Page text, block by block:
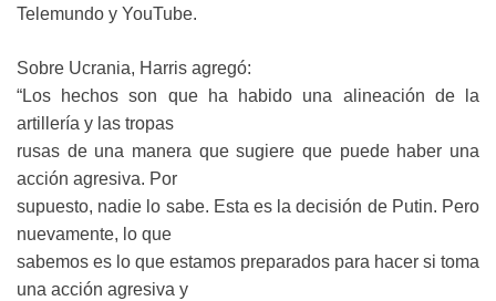
Telemundo y YouTube.
Sobre Ucrania, Harris agregó:
“Los hechos son que ha habido una alineación de la
artillería y las tropas
rusas de una manera que sugiere que puede haber una
acción agresiva. Por
supuesto, nadie lo sabe. Esta es la decisión de Putin. Pero
nuevamente, lo que
sabemos es lo que estamos preparados para hacer si toma
una acción agresiva y